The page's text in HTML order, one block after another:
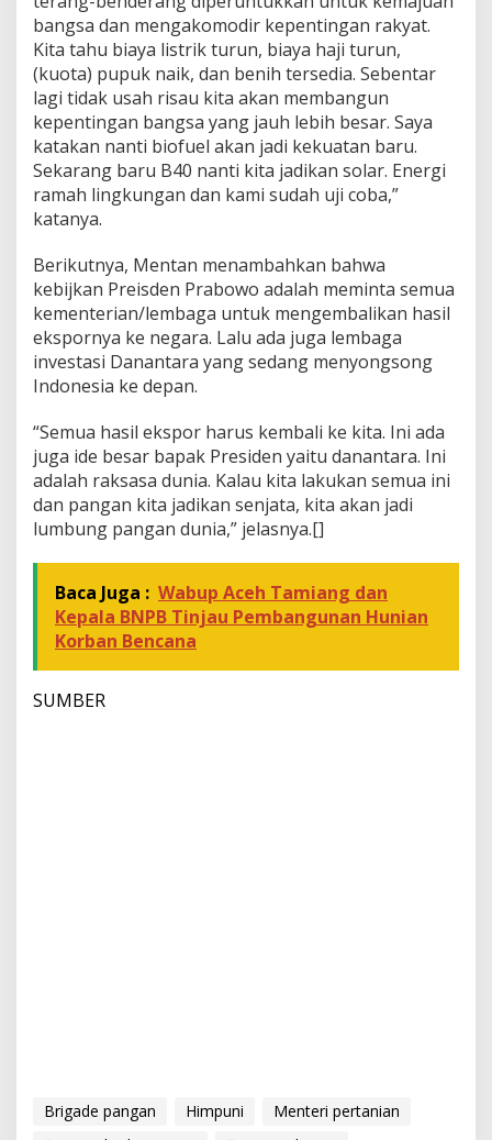
bangsa dan mengakomodir kepentingan rakyat.
Kita tahu biaya listrik turun, biaya haji turun,
(kuota) pupuk naik, dan benih tersedia. Sebentar
lagi tidak usah risau kita akan membangun
kepentingan bangsa yang jauh lebih besar. Saya
katakan nanti biofuel akan jadi kekuatan baru.
Sekarang baru B40 nanti kita jadikan solar. Energi
ramah lingkungan dan kami sudah uji coba,”
katanya.
Berikutnya, Mentan menambahkan bahwa
kebijkan Preisden Prabowo adalah meminta semua
kementerian/lembaga untuk mengembalikan hasil
ekspornya ke negara. Lalu ada juga lembaga
investasi Danantara yang sedang menyongsong
Indonesia ke depan.
“Semua hasil ekspor harus kembali ke kita. Ini ada
juga ide besar bapak Presiden yaitu danantara. Ini
adalah raksasa dunia. Kalau kita lakukan semua ini
dan pangan kita jadikan senjata, kita akan jadi
lumbung pangan dunia,” jelasnya.[]
Baca Juga : Wabup Aceh Tamiang dan
Kepala BNPB Tinjau Pembangunan Hunian
Korban Bencana
SUMBER
Brigade pangan Himpuni
Menteri pertanian